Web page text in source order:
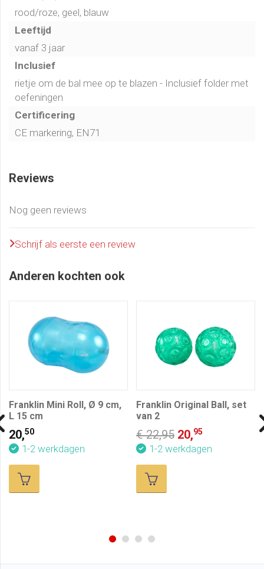
rood/roze, geel, blauw
Leeftijd
vanaf 3 jaar
Inclusief
rietje om de bal mee op te blazen - Inclusief folder met
oefeningen
Certificering
CE markering, EN71
Reviews
Nog geen reviews
Schrijf als eerste een review
Anderen kochten ook
Franklin Mini Roll, Ø 9 cm,
L 15 cm
20,50
1-2 werkdagen
Franklin Original Ball, set
van 2
€ 22,95 20,95
1-2 werkdagen